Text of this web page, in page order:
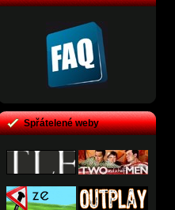
Spřátelené weby